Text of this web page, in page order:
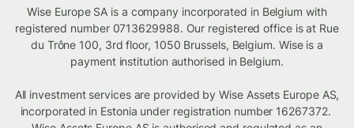
Wise Europe SA is a company incorporated in Belgium with
registered number 0713629988. Our registered office is at Rue
du Trône 100, 3rd floor, 1050 Brussels, Belgium. Wise is a
payment institution authorised in Belgium.
All investment services are provided by Wise Assets Europe AS,
incorporated in Estonia under registration number 16267372.